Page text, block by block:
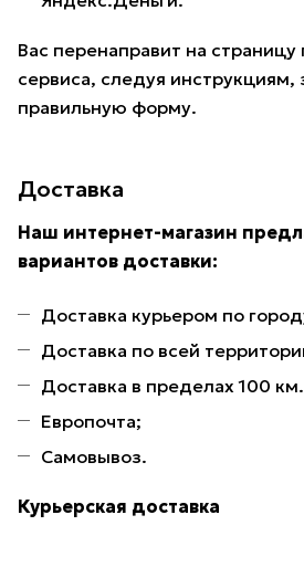
Вас перенаправит на страницу
сервиса, следуя инструкциям,
правильную форму.
Доставка
Наш интернет-магазин
вариантов доставки:
Доставка курьером по
Доставка по всей
Доставка в пределах 100
Европочта;
Самовывоз.
Курьерская доставка